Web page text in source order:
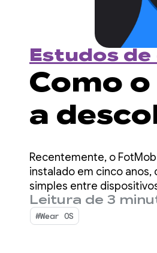
Estudos de
Como
a
uma
Wear
Recentemente, o
instalado em cinco anos,
simples entre
smartphone.
Leitura de 3
#Wear OS